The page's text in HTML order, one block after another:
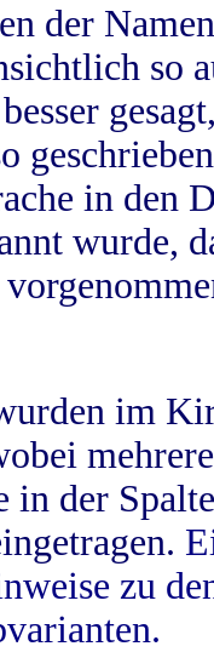
der
so
in
wurde,
im
in der
zu